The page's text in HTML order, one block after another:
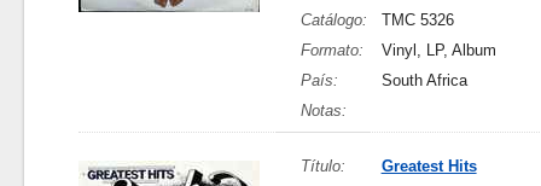
Catálogo:
TMC 5326
Formato:
Vinyl, LP, Album
País:
South Africa
Notas:
Título:
Greatest Hits